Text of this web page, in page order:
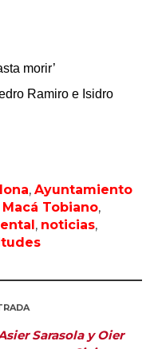
morir’
Ramiro e Isidro
, Ayuntamiento
Macá Tobiano,
, noticias,
Sarasola y Oier